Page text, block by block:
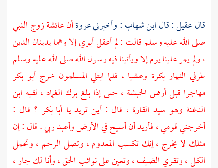
قالعقيل: قالابن شهاب: وأخبرنيعروةأنعائشةزوج النبي
صلى الله عليه وسلم قالت : لم أعقل أبوي إلا وهما يدينان الدين
، ولم يمر علينا يوم إلا ويأتينا فيه رسول الله صلى الله عليه وسلم
طرفي النهار بكرة وعشيا ، فلما ابتلي المسلمون خرج أبو بكر
مهاجرا قبل أرضالحبشة ، حتى إذا بلغبرك الغماد ، لقيه ابن
الدغنة وهو سيد القارة ، قال : أين تريد يا أبا بكر ؟ قال :
أخرجني قومي ، فأريد أن أسيح في الأرض وأعبد ربي . قال : إن
مثلك لا يخرج ، إنك تكسب المعدوم ، وتصل الرحم ، وتحمل
الكل ، وتقري الضيف ، وتعين على نوائب الحق ، وأنا لك جار ،